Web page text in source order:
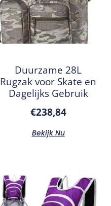
Duurzame 28L
Rugzak voor Skate en
Dagelijks Gebruik
€238,84
Bekijk Nu